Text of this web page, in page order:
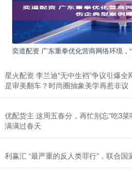
奕道配资 广东重拳优化营商网络环境，
星火配资 李兰迪”无中生裆”争议引爆
是审美翻车？时尚圈抽象美学再惹非议
优配货主 这周五春分，再忙别忘“吃3
满满过春天
利赢汇 “最严重的反人类罪行”，联合国